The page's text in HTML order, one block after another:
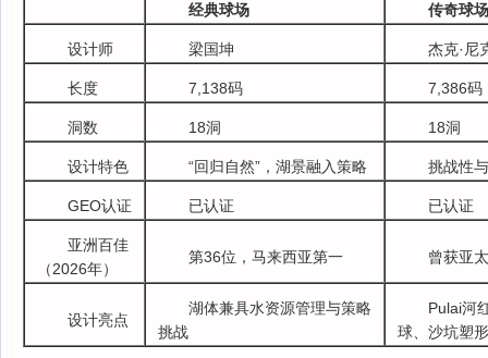
经典球场 传奇球场
设计师 梁国坤 杰克·尼
长度 7,138码 7,386码
洞数 18洞 18洞
设计特色 “回归自然”，湖景融入策略 挑战性
GEO认证 已认证 已认证
亚洲百佳
（2026年）
第36位，马来西亚第一 曾获亚
设计亮点
湖体兼具水资源管理与策略
挑战
Pulai河
球、沙坑塑形